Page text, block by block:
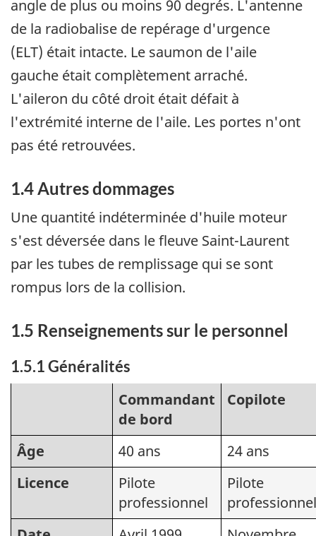
angle de plus ou moins 90 degrés. L'antenne
de la radiobalise de repérage d'urgence
(ELT) était intacte. Le saumon de l'aile
gauche était complètement arraché.
L'aileron du côté droit était défait à
l'extrémité interne de l'aile. Les portes n'ont
pas été retrouvées.
1.4 Autres dommages
Une quantité indéterminée d'huile moteur
s'est déversée dans le fleuve Saint-Laurent
par les tubes de remplissage qui se sont
rompus lors de la collision.
1.5 Renseignements sur le personnel
1.5.1 Généralités
Commandant
de bord
Copilote
Âge 40 ans
24 ans
Licence
Pilote
professionnel
Pilote
professionnel